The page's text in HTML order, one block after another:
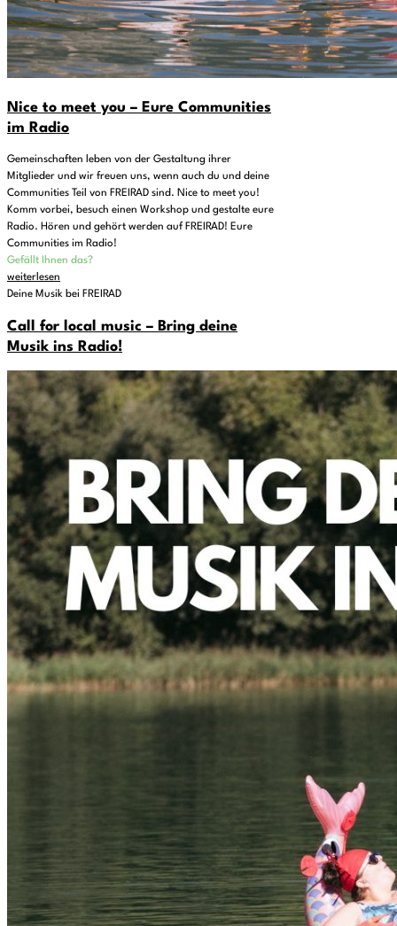
Nice to meet you – Eure Communities
im Radio
Gemeinschaften leben von der Gestaltung ihrer
Mitglieder und wir freuen uns, wenn auch du und deine
Communities Teil von FREIRAD sind. Nice to meet you!
Komm vorbei, besuch einen Workshop und gestalte eure
Radio. Hören und gehört werden auf FREIRAD! Eure
Communities im Radio!
Gefällt Ihnen das?
weiterlesen
Deine Musik bei FREIRAD
Call for local music – Bring deine
Musik ins Radio!